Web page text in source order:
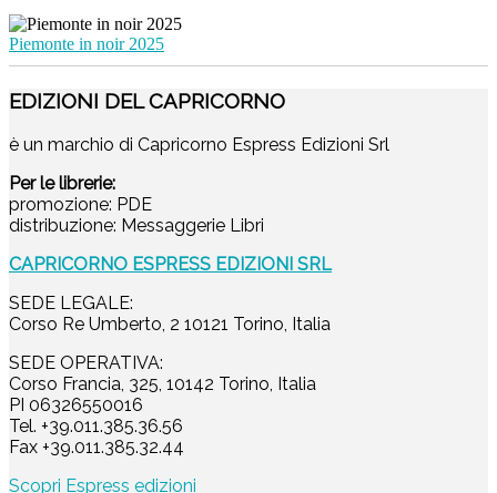
Piemonte in noir 2025
EDIZIONI DEL CAPRICORNO
è un marchio di Capricorno Espress Edizioni Srl
Per le librerie:
promozione: PDE
distribuzione: Messaggerie Libri
CAPRICORNO ESPRESS EDIZIONI SRL
SEDE LEGALE:
Corso Re Umberto, 2 10121 Torino, Italia
SEDE OPERATIVA:
Corso Francia, 325, 10142 Torino, Italia
PI 06326550016
Tel. +39.011.385.36.56
Fax +39.011.385.32.44
Scopri Espress edizioni